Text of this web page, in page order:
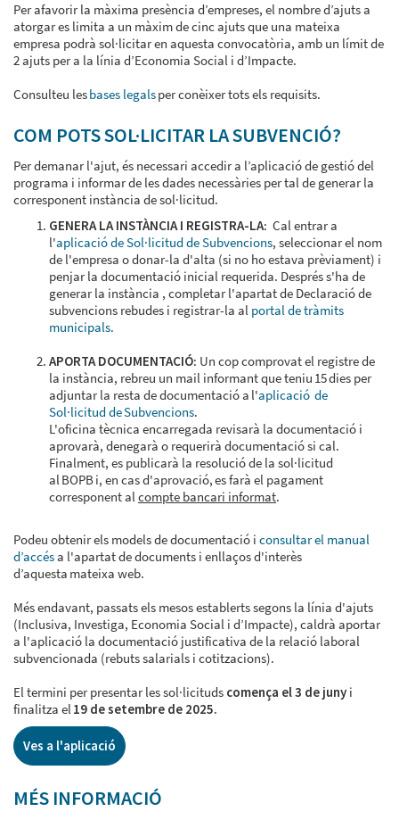
Per afavorir la màxima presència d’empreses, el nombre d’ajuts a
atorgar es limita a un màxim de cinc ajuts que una mateixa
empresa podrà sol·licitar en aquesta convocatòria, amb un límit de
2 ajuts per a la línia d’Economia Social i d’Impacte.
Consulteu lesbases legalsper conèixer tots els requisits.
COM POTS SOL·LICITAR LA SUBVENCIÓ?
Per demanar l'ajut, és necessari accedir a l’aplicació de gestió del
programa i informar de les dades necessàries per tal de generar la
corresponent instància de sol·licitud.
GENERA LA INSTÀNCIA I REGISTRA-LA: Cal entrar a
l'aplicació de Sol·licitud de Subvencions, seleccionar el nom
de l'empresa o donar-la d'alta (si no ho estava prèviament) i
penjar la documentació inicial requerida. Després s'ha de
generar la instància , completar l'apartat de Declaració de
subvencions rebudes i registrar-la al portal de tràmits
municipals.
APORTA DOCUMENTACIÓ: Un cop comprovat el registre de
la instància, rebreu un mail informant que teniu 15 dies per
adjuntar la resta de documentació a l'aplicació de
Sol·licitud de Subvencions.
L'oficina tècnica encarregada revisarà la documentació i
aprovarà, denegarà o requerirà documentació si cal.
Finalment, es publicarà la resolució de la sol·licitud
al BOPB i, en cas d'aprovació, es farà el pagament
corresponent alcompte bancari informat.
Podeu obtenir els models de documentació i consultar el manual
d’accésa l'apartat de documents i enllaços d'interès
d’aquesta mateixa web.
Més endavant, passats els mesos establerts segons la línia d'ajuts
(Inclusiva, Investiga, Economia Social i d’Impacte), caldrà aportar
a l'aplicació la documentació justificativa de la relació laboral
subvencionada (rebuts salarials i cotitzacions).
El termini per presentar les sol·licituds comença el 3 de juny i
finalitza el19 de setembre de 2025.
Ves a l'aplicació
MÉS INFORMACIÓ